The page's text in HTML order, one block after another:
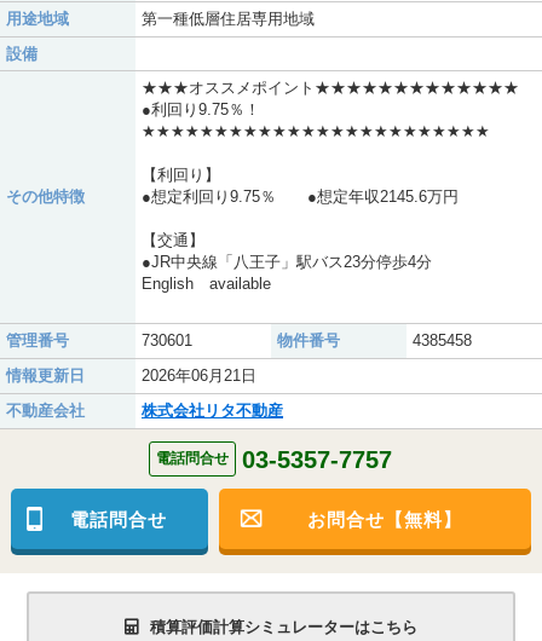
用途地域
第一種低層住居専用地域
設備
その他特徴
★★★オススメポイント★★★★★★★★★★★★★
●利回り9.75％！
★★★★★★★★★★★★★★★★★★★★★★★★
【利回り】
●想定利回り9.75％ ●想定年収2145.6万円
【交通】
●JR中央線「八王子」駅バス23分停歩4分
English available
管理番号 730601 物件番号
4385458
情報更新日
2026年06月21日
不動産会社
株式会社リタ不動産
電話問合せ 03-5357-7757
電話問合せ お問合せ【無料】
積算評価計算シミュレーターはこちら